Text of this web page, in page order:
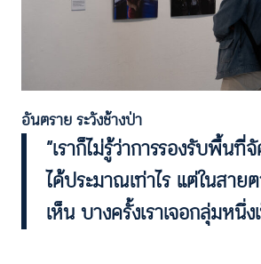
อันตราย ระวังช้างป่า
“เราก็ไม่รู้ว่าการรองรับพื้นที่
ได้ประมาณเท่าไร แต่ในสา
เห็น บางครั้งเราเจอกลุ่มหนึ่